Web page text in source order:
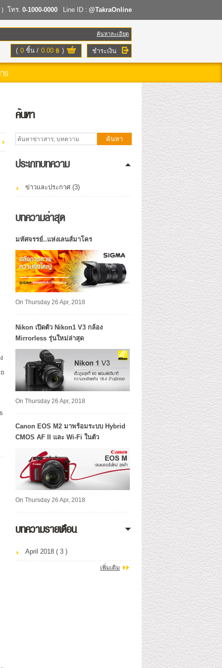
โทร. 0-1000-0000 Line ID : @TakraOnline
)
ค้นหาละเอียด
( 0 ชิ้น 0.00 ฿ ) ชำระเงิน
ร
ค้นหา
ค้นหา
ประเภทบทความ
ข่าวและประกาศ (3)
บทความล่าสุด
มหัศจรรย์..แห่งเลนส์มาโคร
On Thursday 26 Apr, 2018
Nikon เปิดตัว Nikon1 V3 กล้อง
Mirrorless รุ่นใหม่ล่าสุด
On Thursday 26 Apr, 2018
Canon EOS M2 มาพร้อมระบบ Hybrid
CMOS AF II และ Wi-Fi ในตัว
On Thursday 26 Apr, 2018
บทความรายเดือน
April 2018 ( 3 )
เพิ่มเติม